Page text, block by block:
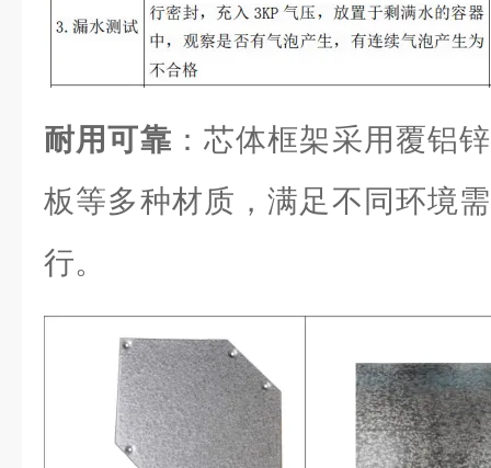
耐用可靠 ：芯体框架采用覆铝
板等多种材质，满足不同环境
行。